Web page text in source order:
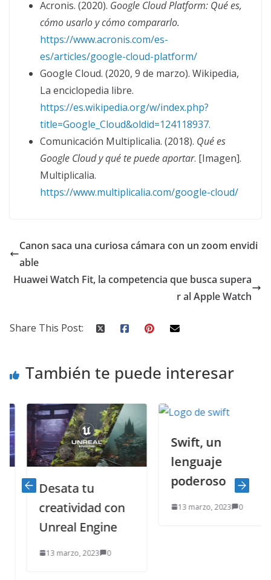
Acronis. (2020). Google Cloud Platform: Qué es,
cómo usarlo y cómo compararlo.
https://www.acronis.com/es-
es/articles/google-cloud-platform/
Google Cloud. (2020, 9 de marzo). Wikipedia,
La enciclopedia libre.
https://es.wikipedia.org/w/index.php?
title=Google_Cloud&oldid=124118937.
Comunicación Multiplicalia. (2018). Qué es
Google Cloud y qué te puede aportar. [Imagen].
Multiplicalia.
https://www.multiplicalia.com/google-cloud/
Canon saca una curiosa cámara con un zoom envidi
able
Huawei Watch Fit, la competencia que busca supera
r al Apple Watch
Share This Post:
También te puede interesar
Desata tu
creatividad con
Unreal Engine
13 marzo, 2023 0
Swift, un
lenguaje
poderoso
13 marzo, 2023 0